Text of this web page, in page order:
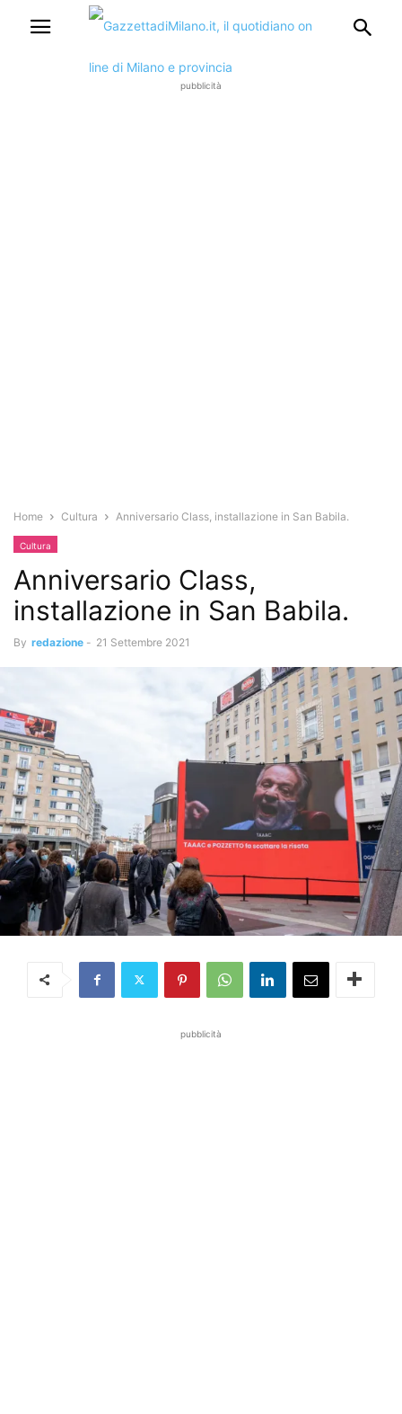
pubblicità
Home Cultura Anniversario Class, installazione in San Babila.
Cultura
Anniversario Class,
installazione in San Babila.
By redazione - 21 Settembre 2021
pubblicità